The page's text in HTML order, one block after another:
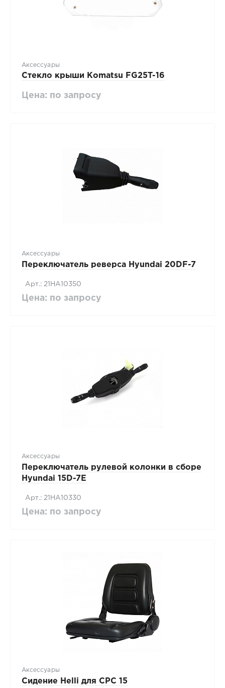
Аксессуары
Стекло крыши Komatsu FG25T-16
Цена: по запросу
Аксессуары
Переключатель реверса Hyundai 20DF-7
Арт.: 21HA10350
Цена: по запросу
Аксессуары
Переключатель рулевой колонки в сборе
Hyundai 15D-7E
Арт.: 21HA10330
Цена: по запросу
Аксессуары
Сидение Нelli для CPC 15